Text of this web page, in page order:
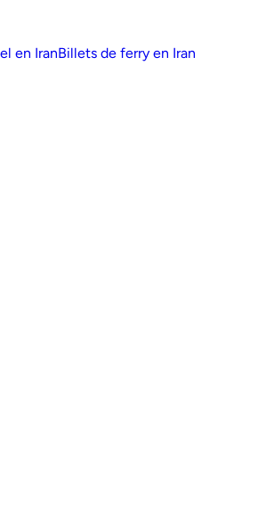
en IranBillets de ferry en Iran